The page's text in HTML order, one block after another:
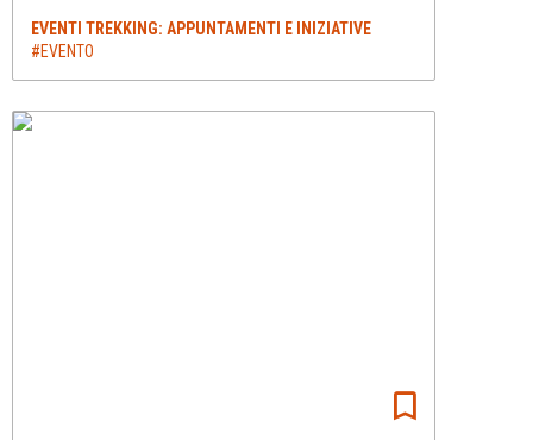
EVENTI TREKKING: APPUNTAMENTI E INIZIATIVE
#EVENTO